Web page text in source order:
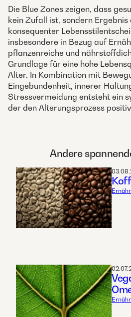
Die Blue Zones zeigen, dass
kein Zufall ist, sondern
konsequenter
insbesondere in Bezug auf
pflanzenreiche und
Grundlage für eine hohe
Alter. In Kombination mit
Eingebundenheit, innerer
Stressvermeidung entsteht ein
der den Alterungsprozess
Andere